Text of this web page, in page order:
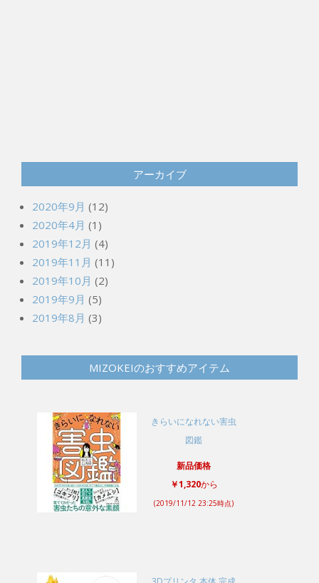
2020年9月(12)
2020年4月 (1)
2019年12月(4)
2019年11月 (11)
2019年10月 (2)
2019年9月(5)
2019年8月 (3)
図鑑
新品価格
￥1,320から
(2019/11/12 23:25時点)
品 小型 家庭用 3Dプ